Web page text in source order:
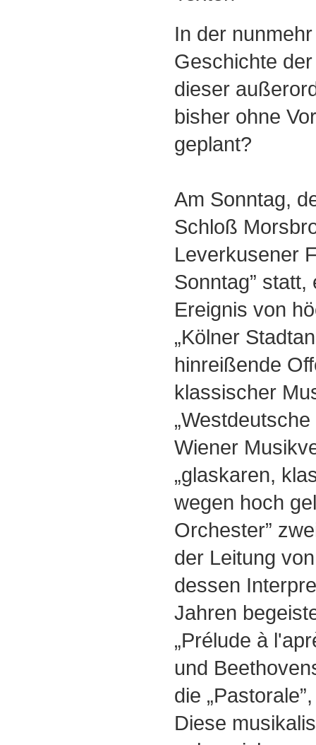
In der
Geschichte
dieser
bisher ohne
geplant?
Am Sonntag,
Schloß
Leverkusener
Sonntag”
Ereignis von
„Kölner
hinreißende
klassischer
Wiener
„glaskaren,
wegen hoch
Orchester”
der Leitung
dessen
Jahren
„Prélude à
und
die
Diese